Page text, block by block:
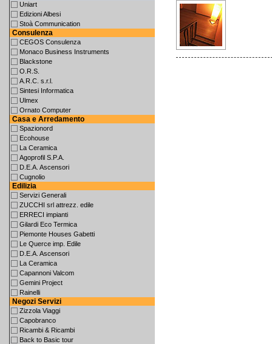
Uniart
Edizioni Albesi
Stoà Communication
Consulenza
CEGOS Consulenza
Monaco Business Instruments
Blackstone
O.R.S.
A.R.C. s.r.l.
Sintesi Informatica
Ulmex
Ornato Computer
Casa e Arredamento
Spazionord
Ecohouse
La Ceramica
Agoprofil S.P.A.
D.E.A. Ascensori
Cugnolio
Edilizia
Servizi Generali
ZUCCHI srl attrezz. edile
ERRECI impianti
Gilardi Eco Termica
Piemonte Houses Gabetti
Le Querce imp. Edile
D.E.A. Ascensori
La Ceramica
Capannoni Valcom
Gemini Project
Rainelli
Negozi Servizi
Zizzola Viaggi
Capobranco
Ricambi & Ricambi
Back to Basic tour